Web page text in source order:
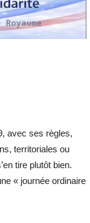
avec ses règles,
territoriales ou
tire plutôt bien.
« journée ordinaire